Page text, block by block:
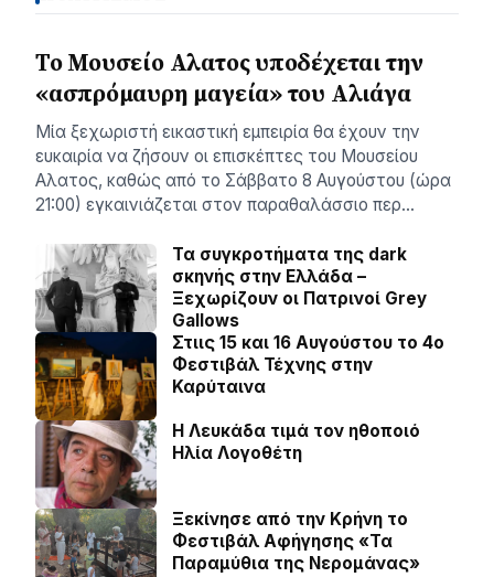
Το Μουσείο Αλατος υποδέχεται την
«ασπρόμαυρη μαγεία» του Αλιάγα
Μία ξεχωριστή εικαστική εμπειρία θα έχουν την
ευκαιρία να ζήσουν οι επισκέπτες του Μουσείου
Αλατος, καθώς από το Σάββατο 8 Αυγούστου (ώρα
21:00) εγκαινιάζεται στον παραθαλάσσιο περ…
Τα συγκροτήματα της dark
σκηνής στην Ελλάδα –
Ξεχωρίζουν οι Πατρινοί Grey
Gallows
Στιις 15 και 16 Αυγούστου το 4ο
Φεστιβάλ Τέχνης στην
Καρύταινα
Η Λευκάδα τιμά τον ηθοποιό
Ηλία Λογοθέτη
Ξεκίνησε από την Κρήνη το
Φεστιβάλ Αφήγησης «Τα
Παραμύθια της Νερομάνας»